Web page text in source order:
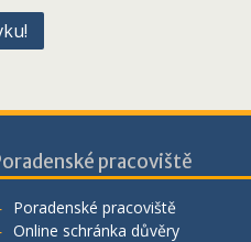
pracoviště
Poradenské pracoviště
Online schránka důvěry